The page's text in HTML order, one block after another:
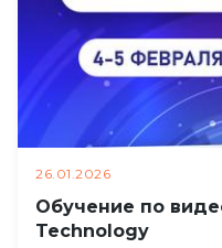
26.01.2026
Обучение по
Technology